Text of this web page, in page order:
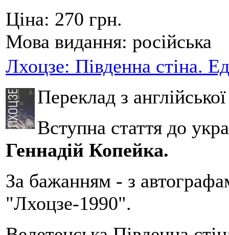
Ціна: 270 грн.
Мова видання: російська
Лхоцзе: Південна стіна.
Переклад з
Вступна стаття до
Геннадій Копейка.
За бажанням - з
"Лхоцзе-1990".